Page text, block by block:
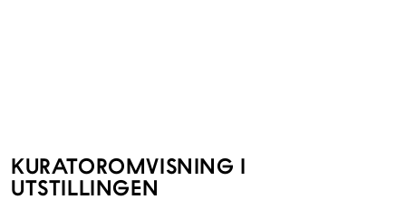
KURATOROMVISNING I
UTSTILLINGEN